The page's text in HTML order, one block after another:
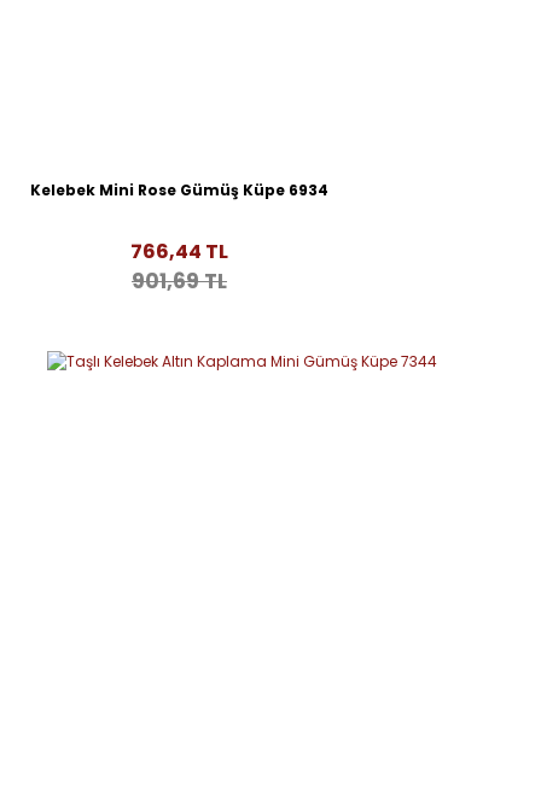
Kelebek Mini Rose Gümüş Küpe 6934
766,44 TL
901,69 TL